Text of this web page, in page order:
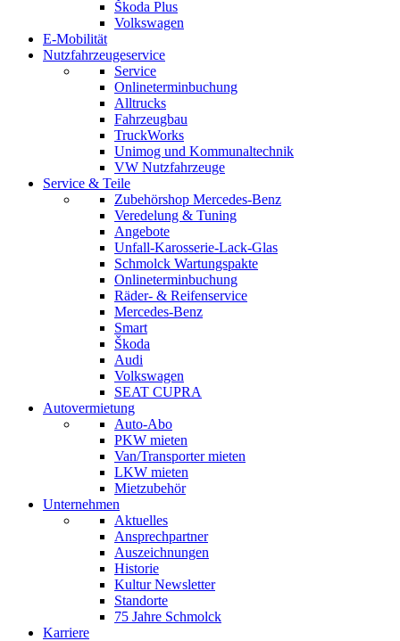
Škoda Plus
Volkswagen
E-Mobilität
Nutzfahrzeugeservice
Service
Onlineterminbuchung
Alltrucks
Fahrzeugbau
TruckWorks
Unimog und Kommunaltechnik
VW Nutzfahrzeuge
Service & Teile
Zubehörshop Mercedes-Benz
Veredelung & Tuning
Angebote
Unfall-Karosserie-Lack-Glas
Schmolck Wartungspakte
Onlineterminbuchung
Räder- & Reifenservice
Mercedes-Benz
Smart
Škoda
Audi
Volkswagen
SEAT CUPRA
Autovermietung
Auto-Abo
PKW mieten
Van/Transporter mieten
LKW mieten
Mietzubehör
Unternehmen
Aktuelles
Ansprechpartner
Auszeichnungen
Historie
Kultur Newsletter
Standorte
75 Jahre Schmolck
Karriere